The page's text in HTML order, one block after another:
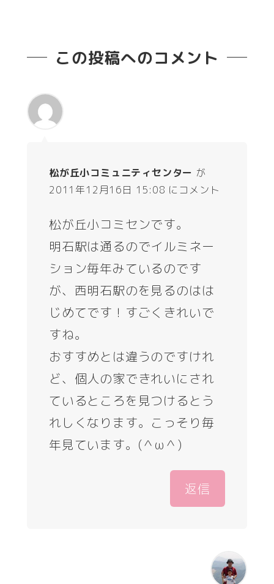
この投稿へのコメント
松が丘小コミュニティセンター が
2011年12月16日 15:08 にコメント
松が丘小コミセンです。
明石駅は通るのでイルミネー
ション毎年みているのです
が、西明石駅のを見るのはは
じめてです！すごくきれいで
すね。
おすすめとは違うのですけれ
ど、個人の家できれいにされ
ているところを見つけるとう
れしくなります。こっそり毎
年見ています。(＾ω＾)
返信